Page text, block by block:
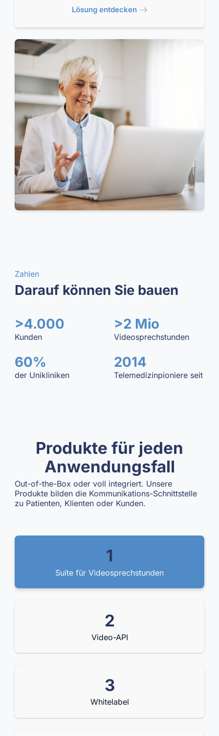
Lösung entdecken
Zahlen
Darauf können Sie bauen
>4.000
Kunden
>2 Mio
Videosprechstunden
60%
der Unikliniken
2014
Telemedizinpioniere seit
Produkte für jeden
Anwendungsfall
Out-of-the-Box oder voll integriert. Unsere
Produkte bilden die Kommunikations-Schnittstelle
zu Patienten, Klienten oder Kunden.
1
Suite für Videosprechstunden
2
Video-API
3
Whitelabel